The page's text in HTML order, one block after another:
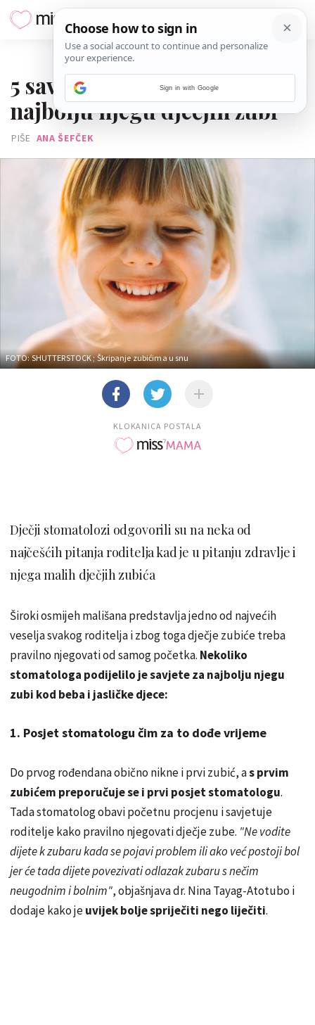
5 savjeta stomatologa za
najbolju njegu dječjih zubi
PIŠE ANA ŠEFČEK
FOTO: SHUTTERSTOCK; Škripanje zubićima u snu
KLOKANICA POSTALA
Dječji stomatolozi odgovorili su na neka od
najčešćih pitanja roditelja kad je u pitanju zdravlje i
njega malih dječjih zubića
Široki osmijeh mališana predstavlja jedno od najvećih
veselja svakog roditelja i zbog toga dječje zubiće treba
pravilno njegovati od samog početka. Nekoliko
stomatologa podijelilo je savjete za najbolju njegu
zubi kod beba i jasličke djece:
1. Posjet stomatologu čim za to dođe vrijeme
Do prvog rođendana obično nikne i prvi zubić, as prvim
zubićem preporučuje se i prvi posjet stomatologu.
Tada stomatolog obavi početnu procjenu i savjetuje
roditelje kako pravilno njegovati dječje zube. "Ne vodite
dijete k zubaru kada se pojavi problem ili ako već postoji bol
jer će tada dijete povezivati odlazak zubaru s nečim
neugodnim i bolnim", objašnjava dr. Nina Tayag-Atotubo i
dodaje kako jeuvijek bolje spriječiti nego liječiti.
Sign in with Google